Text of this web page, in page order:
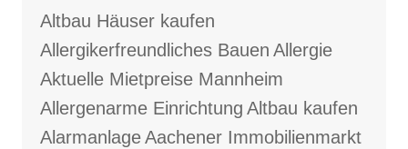
Altbau Häuser kaufen
Allergikerfreundliches Bauen Allergie
Aktuelle Mietpreise Mannheim
Allergenarme Einrichtung Altbau kaufen
AlarmanlageAachener Immobilienmarkt